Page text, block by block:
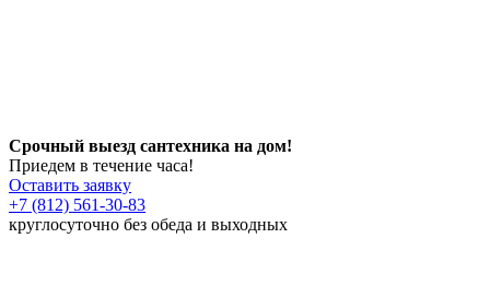
Срочный выезд сантехника на дом!
Приедем в течение часа!
Оставить заявку
+7 (812) 561-30-83
круглосуточно без обеда и выходных